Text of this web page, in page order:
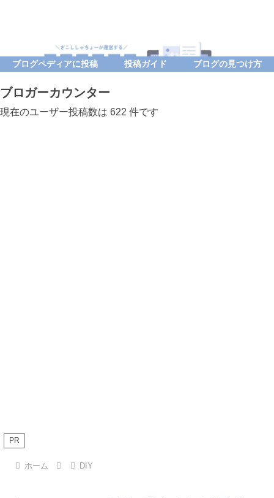
ブログペディアに投稿 投稿ガイド ブログの見つけ方
ブロガーカウンター
現在のユーザー投稿数は 622 件です
PR
ホーム DIY